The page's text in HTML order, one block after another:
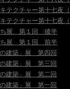
テクチャー第十七夜
テクチャー第十七夜
ち展 第１回 後半
ち展 第１回 前半
の建築」展 第四回
の建築」展 第三回
の建築」展 第二回
の建築」展 第一回